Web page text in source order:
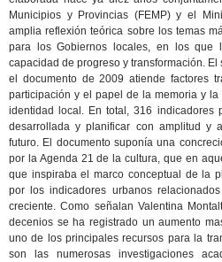
Municipios y Provincias (FEMP) y el
amplia reflexión teórica sobre los temas
para los Gobiernos locales, en los que
capacidad de progreso y transformación.
el documento de 2009 atiende factores
participación y el papel de la memoria y
identidad local. En total, 316 indicadores
desarrollada y planificar con amplitud y
futuro. El documento suponía una
por la Agenda 21 de la cultura, que en
que inspiraba el marco conceptual de la
por los indicadores urbanos
creciente. Como señalan Valentina
decenios se ha registrado un aumento
uno de los principales recursos para la
son las numerosas investigaciones